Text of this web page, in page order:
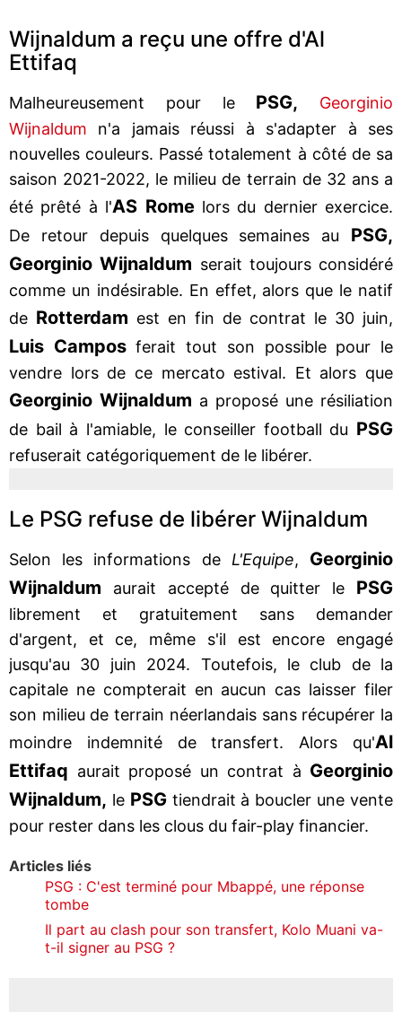
Wijnaldum a reçu une offre d'Al
Ettifaq
Malheureusement pour le PSG, Georginio
Wijnaldum n'a jamais réussi à s'adapter à ses
nouvelles couleurs. Passé totalement à côté de sa
saison 2021-2022, le milieu de terrain de 32 ans a
été prêté à l'AS Romelors du dernier exercice.
De retour depuis quelques semaines au PSG,
Georginio Wijnaldum serait toujours considéré
comme un indésirable. En effet, alors que le natif
de Rotterdam est en fin de contrat le 30 juin,
Luis Camposferait tout son possible pour le
vendre lors de ce mercato estival. Et alors que
Georginio Wijnaldum a proposé une résiliation
de bail à l'amiable, le conseiller football du PSG
refuserait catégoriquement de le libérer.
Le PSG refuse de libérer Wijnaldum
Selon les informations de L'Equipe, Georginio
Wijnaldum aurait accepté de quitter le PSG
librement et gratuitement sans demander
d'argent, et ce, même s'il est encore engagé
jusqu'au 30 juin 2024. Toutefois, le club de la
capitale ne compterait en aucun cas laisser filer
son milieu de terrain néerlandais sans récupérer la
moindre indemnité de transfert. Alors qu'Al
Ettifaq aurait proposé un contrat à Georginio
Wijnaldum, le PSGtiendrait à boucler une vente
pour rester dans les clous du fair-play financier.
Articles liés
PSG : C'est terminé pour Mbappé, une réponse
tombe
Il part au clash pour son transfert, Kolo Muani va-
t-il signer au PSG ?